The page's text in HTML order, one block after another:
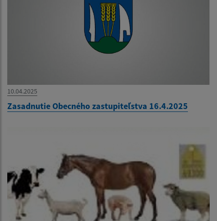
10.04.2025
Zasadnutie Obecného zastupiteľstva 16.4.2025